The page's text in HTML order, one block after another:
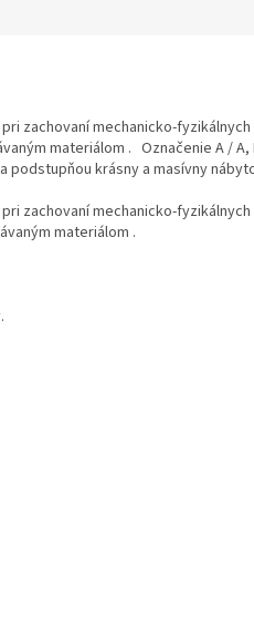
zachovaní mechanicko-
materiálom . Označenie A / A,
krásny a masívny
zachovaní mechanicko-
materiálom .